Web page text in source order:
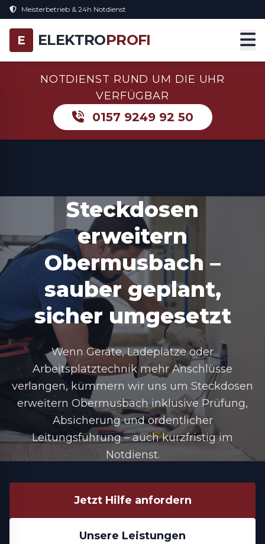
Meisterbetrieb & 24h Notdienst
E ELEKTROPROFI
NOTDIENST RUND UM DIE UHR
VERFÜGBAR
0157 9249 92 50
Steckdosen
erweitern
Obermusbach –
sauber geplant,
sicher umgesetzt
Wenn Geräte, Ladeplätze oder
Arbeitsplatztechnik mehr Anschlüsse
verlangen, kümmern wir uns um Steckdosen
erweitern Obermusbach inklusive Prüfung,
Absicherung und ordentlicher
Leitungsführung – auch kurzfristig im
Notdienst.
Jetzt Hilfe anfordern
Unsere Leistungen